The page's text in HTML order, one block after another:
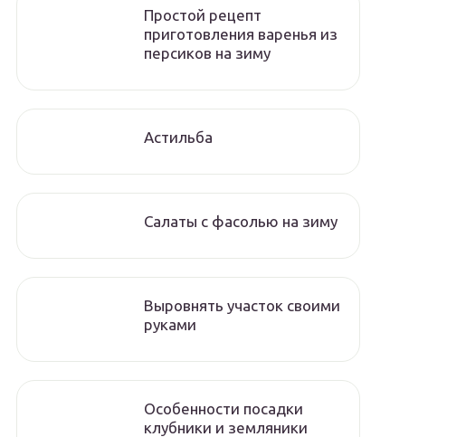
Простой рецепт
приготовления варенья из
персиков на зиму
Астильба
Салаты с фасолью на зиму
Выровнять участок своими
руками
Особенности посадки
клубники и земляники